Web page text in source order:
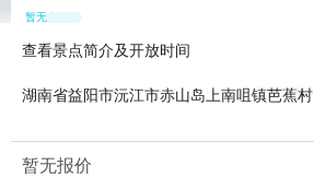
暂无点评
查看景点简介及开放时间
湖南省益阳市沅江市赤山岛上南咀镇芭蕉村
暂无报价